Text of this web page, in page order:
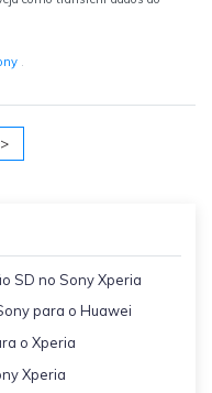
.
>
SD no Sony Xperia
para o Huawei
o Xperia
Xperia